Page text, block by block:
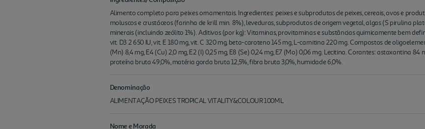
Alimento completo para peixes ornamentais. Ingredientes: peixes e subprodutos de peixes, cereais, ovos e
moluscos e crustáceos (farinha de krill min. 8%), leveduras, subprodutos de origem vegetal, algas (S pirulina
minerais (incluindo zeólito 1%). Aditivos (por kg): Vitaminas, provitaminas e substâncias quimicamente bem
vit. D3 2 650 IU, vit. E 180 mg, vit. C 320 mg, beta-caroteno 145 mg, L-carnitina 220 mg. Compostos de
(Mn) 8,4 mg, E4 (Cu) 2,0 mg, E2 (I) 0,25 mg, E8 (Se) 0,24 mg, E7 (Mo) 0,06 mg. Lecitina. Corantes: astaxantina
proteína bruta 49,0%, matéria gorda bruta 12,5%, fibra bruta 3,0%, humidade 6,0%.
Denominação
ALIMENTAÇÃO PEIXES TROPICAL VITALITY&COLOUR 100ML
Nome e Morada